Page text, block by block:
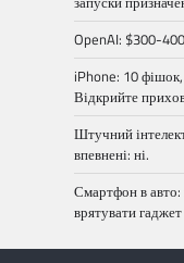
OpenAI: $300-
iPhone: 10
Відкрийте
Штучний
впевнені: ні.
Смартфон в авто:
врятувати